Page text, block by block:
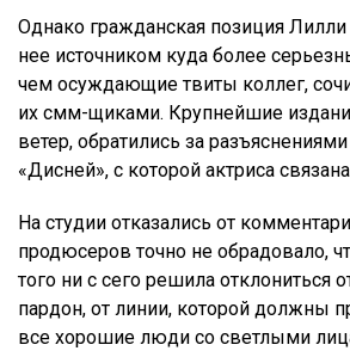
Однако гражданская позиция
нее источником куда более
чем осуждающие твиты коллег,
их смм-щиками. Крупнейшие
ветер, обратились за
«Дисней», с которой актриса
На студии отказались от
продюсеров точно не обрадовало,
того ни с сего решила отклониться
пардон, от линии, которой должны
все хорошие люди со светлыми